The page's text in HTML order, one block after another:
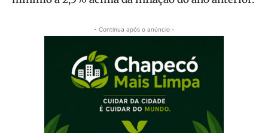
- Continua após o anúncio -